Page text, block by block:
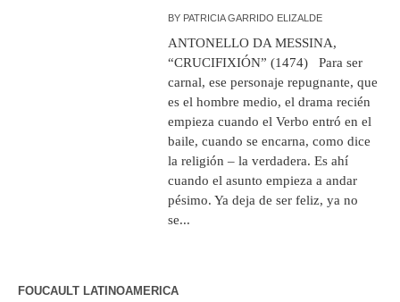
BY PATRICIA GARRIDO ELIZALDE
ANTONELLO DA MESSINA,
“CRUCIFIXIÓN” (1474) Para ser
carnal, ese personaje repugnante, que
es el hombre medio, el drama recién
empieza cuando el Verbo entró en el
baile, cuando se encarna, como dice
la religión – la verdadera. Es ahí
cuando el asunto empieza a andar
pésimo. Ya deja de ser feliz, ya no
se...
FOUCAULT LATINOAMERICA